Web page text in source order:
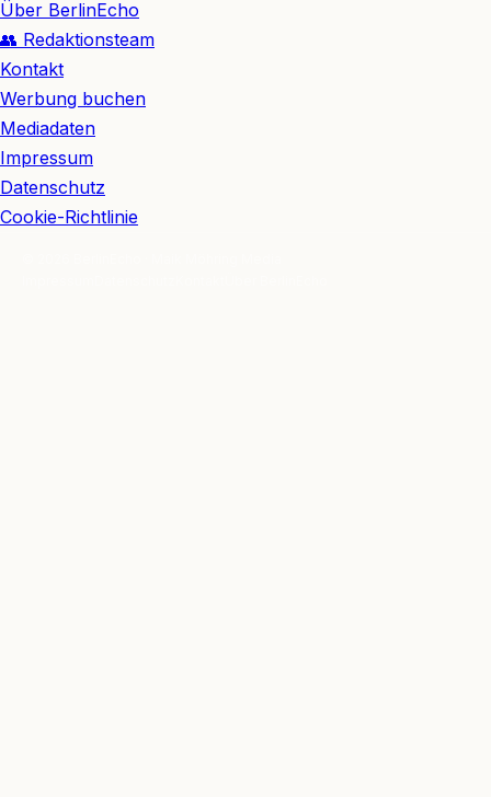
Über BerlinEcho
👥 Redaktionsteam
Kontakt
Werbung buchen
Mediadaten
Impressum
Datenschutz
Cookie-Richtlinie